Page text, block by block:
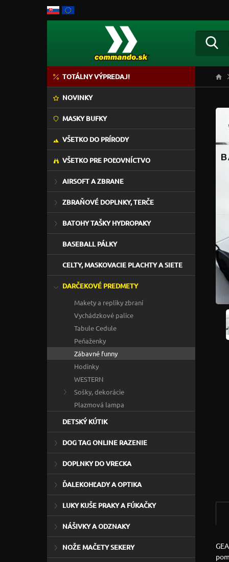
TOTÁLNY VÝPREDAJ!
NOVINKY
MASKY BUFKY
VŠETKO DO PRÍRODY
VŠETKO PRE POĽOVNÍCTVO
AIRSOFT A ZBRANE
ZBRAŇOVÉ DOPLNKY, TERČE
BATOHY TAŠKY HYDROPAKY
BASEBALL PÁLKY
CELTY, MASKOVACIE PLACHTY A SIETE
DARČEKOVÉ PREDMETY
Makety a repliky zbraní
Vychádzkové palice
Tabule Cedule
Peňaženky
Zábavné funny
Hodinky
WESTERN
Sošky, dekorácie
Plazmová lampa
DETSKÝ KÚTIK
DOG TAG ONLINE RAZENIE
DOPLNKY DO VRECKA
ĎALEKOHĽADY A OPTIKA
LUKY KUŠE PRAKY A FÚKAČKY
NÁŠIVKY A ODZNAKY
NOŽE MAČETY SEKERY